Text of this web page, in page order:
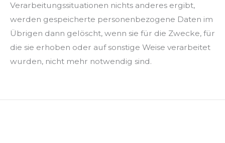
Verarbeitungssituationen nichts anderes ergibt,
werden gespeicherte personenbezogene Daten im
Übrigen dann gelöscht, wenn sie für die Zwecke, für
die sie erhoben oder auf sonstige Weise verarbeitet
wurden, nicht mehr notwendig sind.